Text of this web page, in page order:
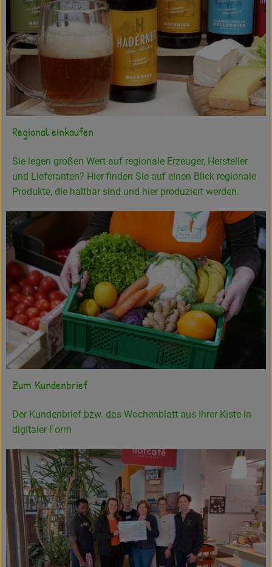
Regional einkaufen
Sie legen großen Wert auf regionale Erzeuger, Hersteller
und Lieferanten? Hier finden Sie auf einen Blick regionale
Produkte, die haltbar sind und hier produziert werden.
Zum Kundenbrief
Der Kundenbrief bzw. das Wochenblatt aus Ihrer Kiste in
digitaler Form